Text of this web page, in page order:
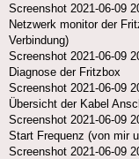
Screenshot 2021-06-09
Netzwerk monitor der
Verbindung)
Screenshot 2021-06-09
Diagnose der Fritzbox
Screenshot 2021-06-09
Übersicht der Kabel
Screenshot 2021-06-09
Start Frequenz (von mir
Screenshot 2021-06-09